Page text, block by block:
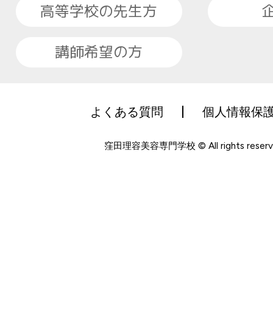
高等学校の先生方
講師希望の方
よくある質問 個人情報保
窪田理容美容専門学校 © All rights